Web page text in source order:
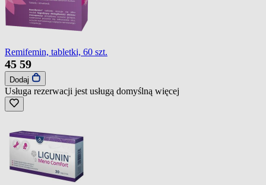
Remifemin, tabletki, 60 szt.
45 59
Dodaj
Usługa rezerwacji jest usługą domyślną więcej